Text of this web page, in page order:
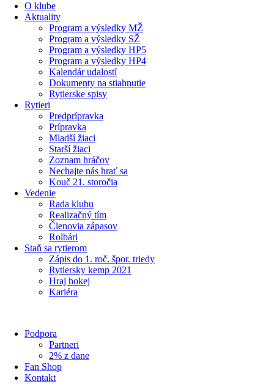
O klube
Aktuality
Program a výsledky MŽ
Program a výsledky SŽ
Program a výsledky HP5
Program a výsledky HP4
Kalendár udalostí
Dokumenty na stiahnutie
Rytierske spisy
Rytieri
Predprípravka
Prípravka
Mladší žiaci
Starší žiaci
Zoznam hráčov
Nechajte nás hrať sa
Kouč 21. storočia
Vedenie
Rada klubu
Realizačný tím
Členovia zápasov
Rolbári
Staň sa rytierom
Zápis do 1. roč. špor. triedy
Rytiersky kemp 2021
Hraj hokej
Kariéra
Podpora
Partneri
2% z dane
Fan Shop
Kontakt